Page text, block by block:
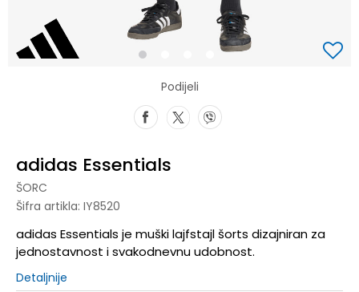
1
Podijeli
adidas Essentials
ŠORC
Šifra artikla: IY8520
adidas Essentials je muški lajfstajl šorts dizajniran za
jednostavnost i svakodnevnu udobnost.
Detaljnije